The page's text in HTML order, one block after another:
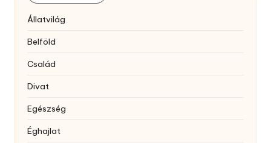
Állatvilág
Belföld
Család
Divat
Egészség
Éghajlat